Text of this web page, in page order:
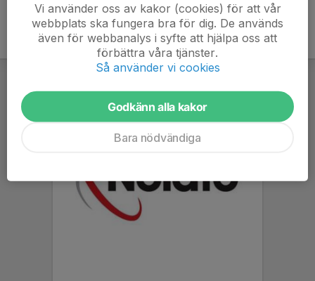
Vi använder oss av kakor (cookies) för att vår
webbplats ska fungera bra för dig. De används
även för webbanalys i syfte att hjälpa oss att
förbättra våra tjänster.
Så använder vi cookies
Godkänn alla kakor
Bara nödvändiga